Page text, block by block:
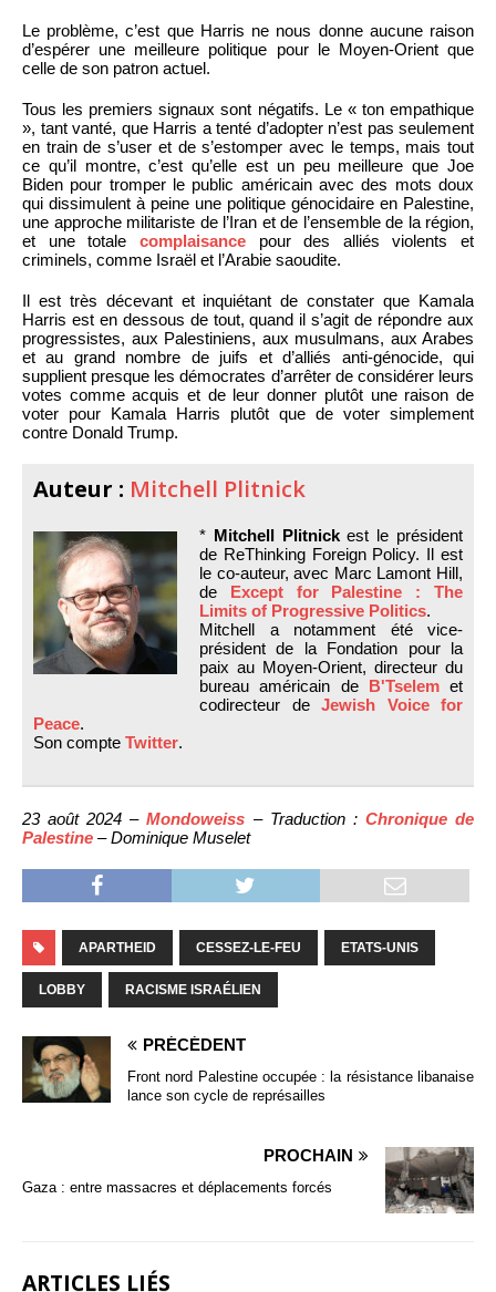
Le problème, c’est que Harris ne nous donne aucune raison
d’espérer une meilleure politique pour le Moyen-Orient que
celle de son patron actuel.
Tous les premiers signaux sont négatifs. Le « ton empathique
», tant vanté, que Harris a tenté d’adopter n’est pas seulement
en train de s’user et de s’estomper avec le temps, mais tout
ce qu’il montre, c’est qu’elle est un peu meilleure que Joe
Biden pour tromper le public américain avec des mots doux
qui dissimulent à peine une politique génocidaire en Palestine,
une approche militariste de l’Iran et de l’ensemble de la région,
et une totale complaisancepour des alliés violents et
criminels, comme Israël et l’Arabie saoudite.
Il est très décevant et inquiétant de constater que Kamala
Harris est en dessous de tout, quand il s’agit de répondre aux
progressistes, aux Palestiniens, aux musulmans, aux Arabes
et au grand nombre de juifs et d’alliés anti-génocide, qui
supplient presque les démocrates d’arrêter de considérer leurs
votes comme acquis et de leur donner plutôt une raison de
voter pour Kamala Harris plutôt que de voter simplement
contre Donald Trump.
Auteur : Mitchell Plitnick
* Mitchell Plitnickest le président
de ReThinking Foreign Policy. Il est
le co-auteur, avec Marc Lamont Hill,
de Except for Palestine : The
Limits of Progressive Politics.
Mitchell a notamment été vice-
président de la Fondation pour la
paix au Moyen-Orient, directeur du
bureau américain de B'Tselemet
codirecteur de Jewish Voice for
Peace.
Son compte Twitter.
23 août 2024 –Mondoweiss – Traduction : Chronique de
Palestine – Dominique Muselet
APARTHEID CESSEZ-LE-FEU ETATS-UNIS
LOBBY RACISME ISRAÉLIEN
PRÉCÉDENT
Front nord Palestine occupée : la résistance libanaise
lance son cycle de représailles
PROCHAIN
Gaza : entre massacres et déplacements forcés
ARTICLES LIÉS